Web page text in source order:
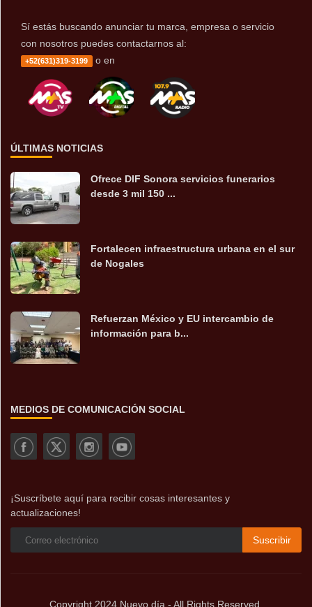
Sí estás buscando anunciar tu marca, empresa o servicio
con nosotros puedes contactarnos al:
+52(631)319-3199 o en
ÚLTIMAS NOTICIAS
Ofrece DIF Sonora servicios funerarios
desde 3 mil 150 ...
Fortalecen infraestructura urbana en el sur
de Nogales
Refuerzan México y EU intercambio de
información para b...
MEDIOS DE COMUNICACIÓN SOCIAL
¡Suscríbete aquí para recibir cosas interesantes y
actualizaciones!
Suscribir
Copyright 2024 Nuevo día - All Rights Reserved.